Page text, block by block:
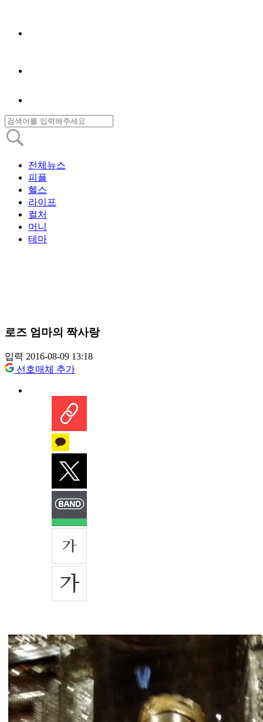
전체뉴스
피플
헬스
라이프
컬처
머니
테마
로즈 엄마의 짝사랑
입력 2016-08-09 13:18
선호매체 추가